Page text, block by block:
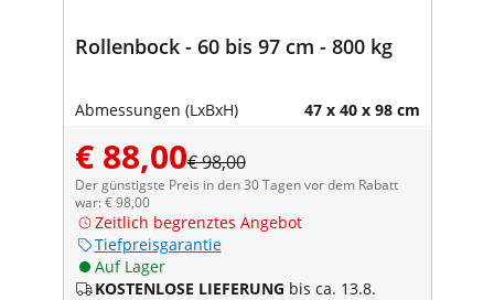
Rollenbock - 60 bis 97 cm - 800 kg
Abmessungen (LxBxH) 47 x 40 x 98 cm
€ 88,00€ 98,00
Der günstigste Preis in den 30 Tagen vor dem Rabatt
war: € 98,00
Zeitlich begrenztes Angebot
Tiefpreisgarantie
Auf Lager
KOSTENLOSE LIEFERUNG bis ca. 13.8.